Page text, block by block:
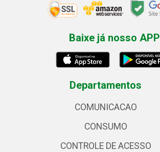
Baixe já nosso APP
Departamentos
COMUNICACAO
CONSUMO
CONTROLE DE ACESSO